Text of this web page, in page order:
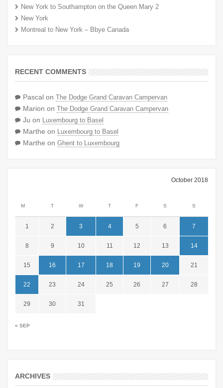
New York to Southampton on the Queen Mary 2
New York
Montreal to New York – Bbye Canada
RECENT COMMENTS
Pascal on The Dodge Grand Caravan Campervan
Marion on The Dodge Grand Caravan Campervan
Ju on Luxembourg to Basel
Marthe on Luxembourg to Basel
Marthe on Ghent to Luxembourg
October 2018
M T W T F S S
« SEP
1 2 3 4 5 6 7
8 9 10 11 12 13 14
15 16 17 18 19 20 21
22 23 24 25 26 27 28
29 30 31
ARCHIVES